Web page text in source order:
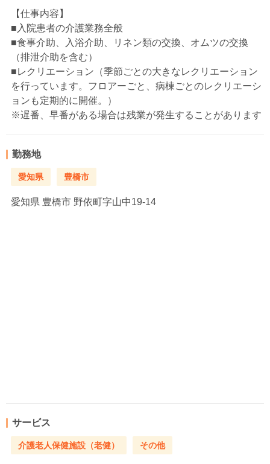
【仕事内容】
■入院患者の介護業務全般
■食事介助、入浴介助、リネン類の交換、オムツの交換
（排泄介助を含む）
■レクリエーション（季節ごとの大きなレクリエーション
を行っています。フロアーごと、病棟ごとのレクリエーシ
ョンも定期的に開催。）
※遅番、早番がある場合は残業が発生することがあります
勤務地
愛知県 豊橋市
愛知県 豊橋市 野依町字山中19-14
サービス
介護老人保健施設（老健） その他